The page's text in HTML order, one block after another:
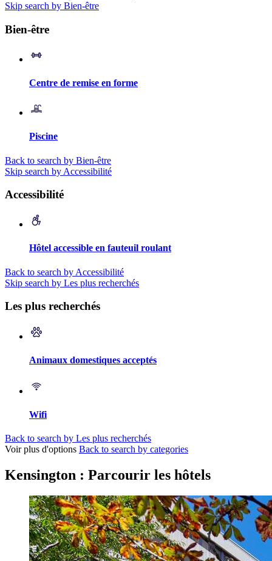
Skip search by Bien-être
Bien-être
Centre de remise en forme
Piscine
Back to search by Bien-être
Skip search by Accessibilité
Accessibilité
Hôtel accessible en fauteuil roulant
Back to search by Accessibilité
Skip search by Les plus recherchés
Les plus recherchés
Animaux domestiques acceptés
Wifi
Back to search by Les plus recherchés
Voir plus d'options Back to search by categories
Kensington : Parcourir les hôtels